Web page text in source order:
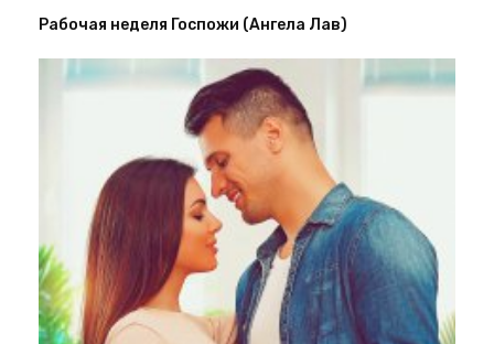
Рабочая неделя Госпожи (Ангела Лав)